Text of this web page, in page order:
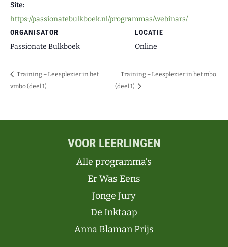
Site:
https://passionatebulkboek.nl/programmas/webinars/
LOCATIE
Online
ORGANISATOR
Passionate Bulkboek
Training – Leesplezier in het
vmbo (deel 1)
Training – Leesplezier in het mbo
(deel 1)
VOOR LEERLINGEN
Alle programma’s
Er Was Eens
Jonge Jury
De Inktaap
Anna Blaman Prijs